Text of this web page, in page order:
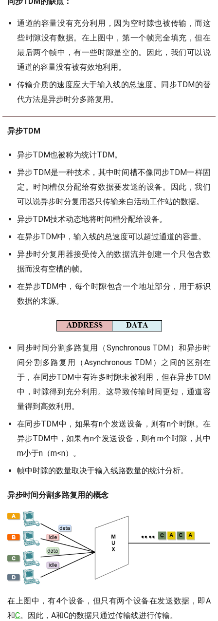
通道的容量没有充分利用，因为空时隙也被传输，而这
些时隙没有数据。在上图中，第一个帧完全填充，但在
最后两个帧中，有一些时隙是空的。因此，我们可以说
通道的容量没有被有效地利用。
传输介质的速度应大于输入线的总速度。同步TDM的替
代方法是异步时分多路复用。
异步TDM
异步TDM也被称为统计TDM。
异步TDM是一种技术，其中时间槽不像同步TDM一样固
定。时间槽仅分配给有数据要发送的设备。因此，我们
可以说异步时分复用器只传输来自活动工作站的数据。
异步TDM技术动态地将时间槽分配给设备。
在异步TDM中，输入线的总速度可以超过通道的容量。
异步时分复用器接受传入的数据流并创建一个只包含数
据而没有空槽的帧。
在异步TDM中，每个时隙包含一个地址部分，用于标识
数据的来源。
同步时间分割多路复用（Synchronous TDM）和异步时
间分割多路复用（Asynchronous TDM）之间的区别在
于，在同步TDM中有许多时隙未被利用，但在异步TDM
中，时隙得到充分利用。这导致传输时间更短，通道容
量得到高效利用。
在同步TDM中，如果有n个发送设备，则有n个时隙。在
异步TDM中，如果有n个发送设备，则有m个时隙，其中
m小于n（m<n）。
帧中时隙的数量取决于输入线路数量的统计分析。
异步时间分割多路复用的概念
在上图中，有4个设备，但只有两个设备在发送数据，即A
和C。因此，A和C的数据只通过传输线进行传输。